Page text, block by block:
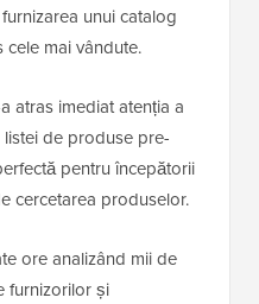
unui catalog
mai vândute.
atras imediat atenția a
de produse pre-
pentru începătorii
cercetarea produselor.
ore analizând mii de
furnizorilor și